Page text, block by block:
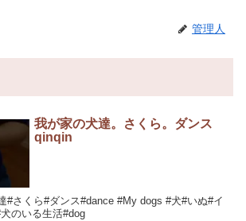
管理人
我が家の犬達。さくら。ダンス
qinqin
#さくら#ダンス#dance #My dogs #犬#いぬ#イ
のいる生活#dog